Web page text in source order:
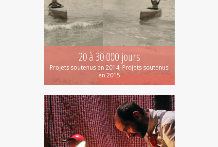
20 à 30 000 jours
Projets soutenus en 2014, Projets soutenus
en 2015